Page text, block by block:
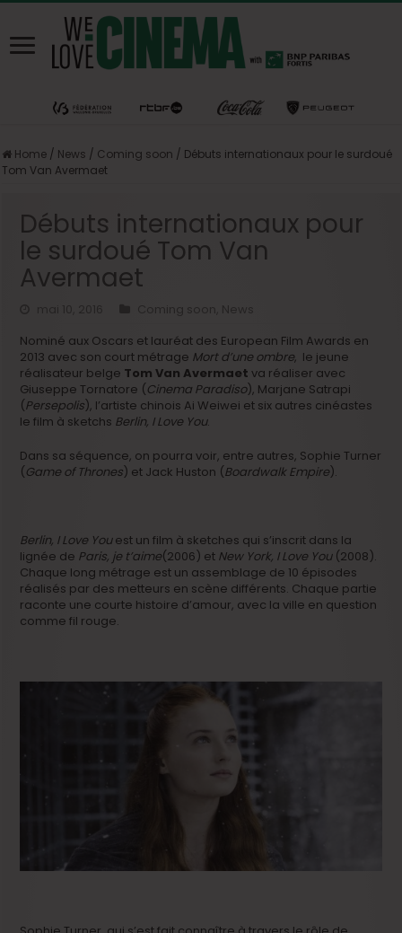
Home / News / Coming soon / Débuts internationaux pour le surdoué
Tom Van Avermaet
Débuts internationaux pour
le surdoué Tom Van
Avermaet
Coming soon News
Nominé aux Oscars et lauréat des European Film Awards en
2013 avec son court métrage Mort d’une ombre, le jeune
réalisateur belge Tom Van Avermaet va réaliser avec
Giuseppe Tornatore (Cinema Paradiso), Marjane Satrapi
(Persepolis), l’artiste chinois Ai Weiwei et six autres cinéastes
le film à sketchs Berlin, I Love You.
Dans sa séquence, on pourra voir, entre autres, Sophie Turner
(Game of Thrones) et Jack Huston (Boardwalk Empire).
Berlin, I Love Youest un film à sketches qui s’inscrit dans la
lignée de Paris, je t’aime(2006) et New York, I Love You(2008).
Chaque long métrage est un assemblage de 10 épisodes
réalisés par des metteurs en scène différents. Chaque partie
raconte une courte histoire d’amour, avec la ville en question
comme fil rouge.